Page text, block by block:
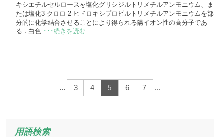
キシエチルセルロースを塩化グリシジルトリメチルアンモニウム、ま
たは塩化3-クロロ-2-ヒドロキシプロピルトリメチルアンモニウムを部
分的に化学結合させることにより得られる陽イオン性の高分子であ
る．白色 ･･･ 続きを読む
... 3 4 5 6 7 ...
用語検索